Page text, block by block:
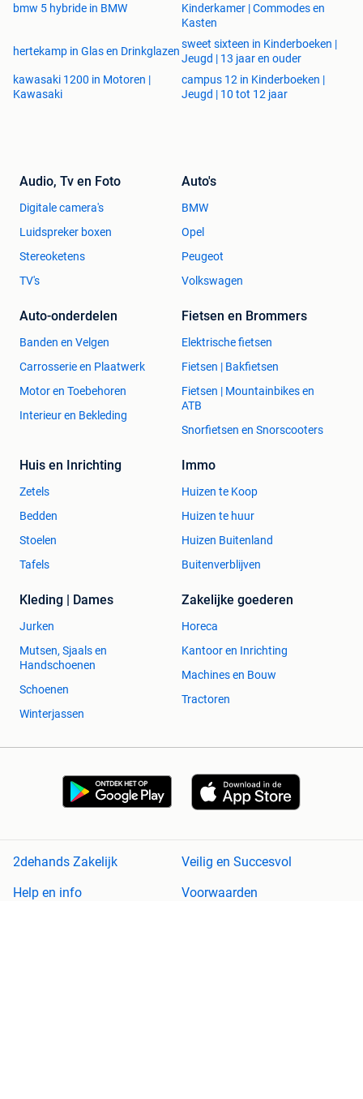
bmw 5 hybride in BMW
Kinderkamer | Commodes en
Kasten
hertekamp in Glas en Drinkglazen
sweet sixteen in Kinderboeken |
Jeugd | 13 jaar en ouder
kawasaki 1200 in Motoren |
Kawasaki
campus 12 in Kinderboeken |
Jeugd | 10 tot 12 jaar
Audio, Tv en Foto
Digitale camera's
Luidspreker boxen
Stereoketens
TV's
Auto's
BMW
Opel
Peugeot
Volkswagen
Auto-onderdelen
Banden en Velgen
Carrosserie en Plaatwerk
Motor en Toebehoren
Interieur en Bekleding
Fietsen en Brommers
Elektrische fietsen
Fietsen | Bakfietsen
Fietsen | Mountainbikes en
ATB
Snorfietsen en Snorscooters
Huis en Inrichting
Zetels
Bedden
Stoelen
Tafels
Immo
Huizen te Koop
Huizen te huur
Huizen Buitenland
Buitenverblijven
Kleding | Dames
Jurken
Mutsen, Sjaals en
Handschoenen
Schoenen
Winterjassen
Zakelijke goederen
Horeca
Kantoor en Inrichting
Machines en Bouw
Tractoren
2dehands Zakelijk
Veilig en Succesvol
Help en info
Voorwaarden